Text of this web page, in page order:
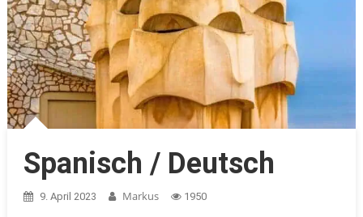
Spanisch / Deutsch
9. April 2023 Markus 1950